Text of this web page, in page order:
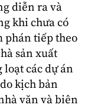
diễn ra và
khi chưa có
phán tiếp theo
sản xuất
loạt các dự án
kịch bản
văn và biên